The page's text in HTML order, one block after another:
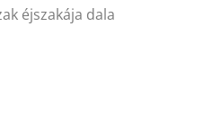
éjszakája dala